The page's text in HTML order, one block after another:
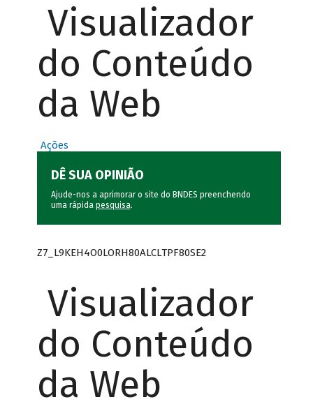
Visualizador
do Conteúdo
da Web
Ações
DÊ SUA OPINIÃO
Ajude-nos a aprimorar o site do BNDES preenchendo
uma rápida pesquisa.
Z7_L9KEH4O0LORH80ALCLTPF80SE2
Visualizador
do Conteúdo
da Web